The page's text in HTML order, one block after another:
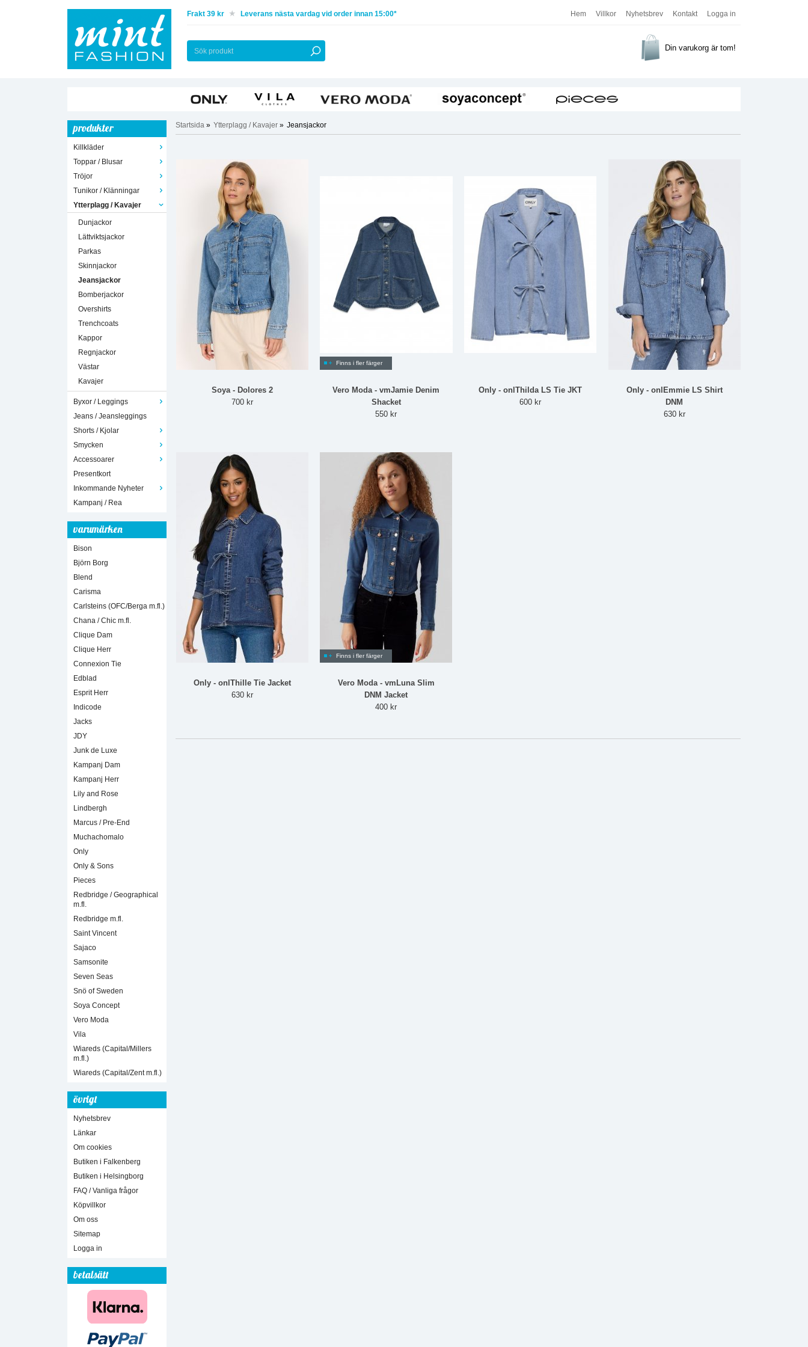
Hem Villkor Nyhetsbrev Kontakt Logga in
Frakt 39 kr Leverans nästa vardag vid order innan 15:00*
Din varukorg är tom!
produkter
Killkläder
Toppar / Blusar
Tröjor
Tunikor / Klänningar
Ytterplagg / Kavajer
Dunjackor
Lättviktsjackor
Parkas
Skinnjackor
Jeansjackor
Bomberjackor
Overshirts
Trenchcoats
Kappor
Regnjackor
Västar
Kavajer
Byxor / Leggings
Jeans / Jeansleggings
Shorts / Kjolar
Smycken
Accessoarer
Presentkort
Inkommande Nyheter
Kampanj / Rea
varumärken
Bison
Björn Borg
Blend
Carisma
Carlsteins (OFC/Berga m.fl.)
Chana / Chic m.fl.
Clique Dam
Clique Herr
Connexion Tie
Edblad
Esprit Herr
Indicode
Jacks
JDY
Junk de Luxe
Kampanj Dam
Kampanj Herr
Lily and Rose
Lindbergh
Marcus / Pre-End
Muchachomalo
Only
Only & Sons
Pieces
Redbridge / Geographical
m.fl.
Redbridge m.fl.
Saint Vincent
Sajaco
Samsonite
Seven Seas
Snö of Sweden
Soya Concept
Vero Moda
Vila
Wiareds (Capital/Millers
m.fl.)
Wiareds (Capital/Zent m.fl.)
övrigt
Nyhetsbrev
Länkar
Om cookies
Butiken i Falkenberg
Butiken i Helsingborg
FAQ / Vanliga frågor
Köpvillkor
Om oss
Sitemap
Logga in
betalsätt
Startsida » Ytterplagg / Kavajer » Jeansjackor
Soya - Dolores 2
700 kr
Finns i fler färger
Vero Moda - vmJamie Denim
Shacket
550 kr
Only - onlThilda LS Tie JKT
600 kr
Only - onlEmmie LS Shirt
DNM
630 kr
Only - onlThille Tie Jacket
630 kr
Finns i fler färger
Vero Moda - vmLuna Slim
DNM Jacket
400 kr